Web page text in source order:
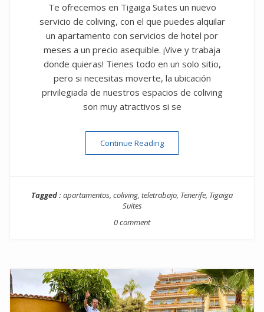
Te ofrecemos en Tigaiga Suites un nuevo
servicio de coliving, con el que puedes alquilar
un apartamento con servicios de hotel por
meses a un precio asequible. ¡Vive y trabaja
donde quieras! Tienes todo en un solo sitio,
pero si necesitas moverte, la ubicación
privilegiada de nuestros espacios de coliving
son muy atractivos si se
Continue Reading“Tigaiga: coliving – larga
Tagged :apartamentos, coliving, teletrabajo, Tenerife, Tigaiga
Suites
0 comment